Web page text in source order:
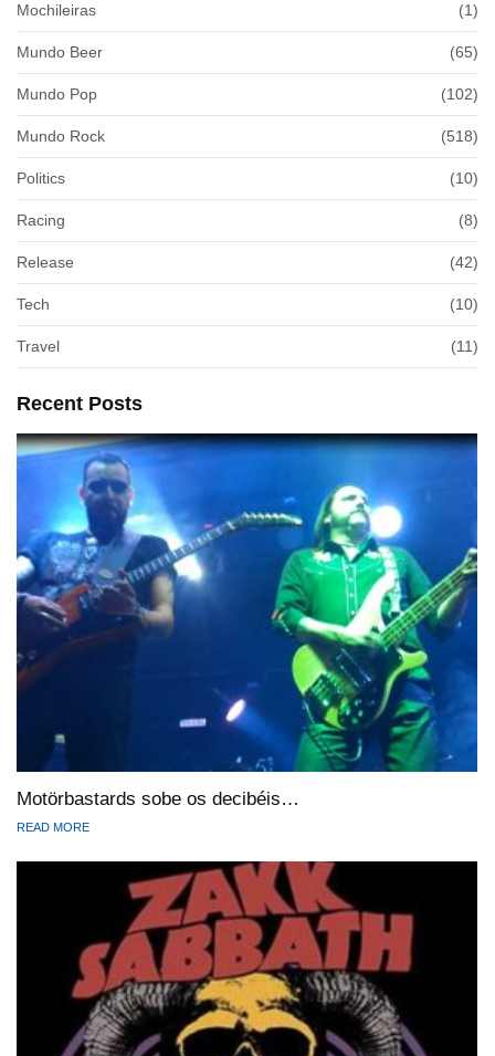
Mochileiras (1)
Mundo Beer (65)
Mundo Pop (102)
Mundo Rock (518)
Politics (10)
Racing (8)
Release (42)
Tech (10)
Travel (11)
Recent Posts
Motörbastards sobe os decibéis…
READ MORE